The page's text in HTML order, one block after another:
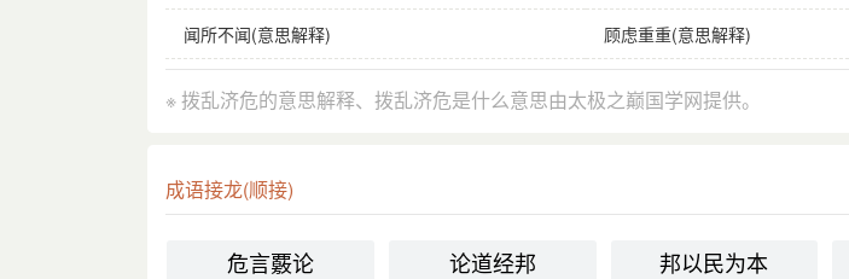
闻所不闻(意思解释) 顾虑重重(意思解释)
※ 拨乱济危的意思解释、拨乱济危是什么意思由太极之巅国学网提供。
成语接龙(顺接)
危言覈论 论道经邦 邦以民为本